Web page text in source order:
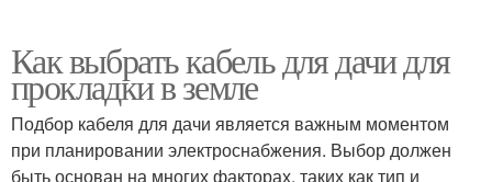
Как выбрать кабель для дачи для
прокладки в земле
Подбор кабеля для дачи является важным моментом
при планировании электроснабжения. Выбор должен
быть основан на многих факторах, таких как тип и